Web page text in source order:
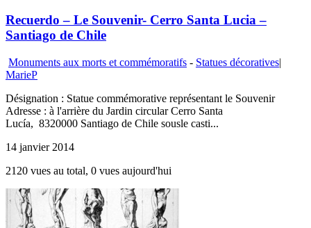
Recuerdo – Le Souvenir- Cerro Santa Lucia –
Santiago de Chile
Monuments aux morts et commémoratifs - Statues décoratives|
MarieP
Désignation : Statue commémorative représentant le Souvenir
Adresse : à l'arrière du Jardin circular Cerro Santa
Lucía, 8320000 Santiago de Chile sousle casti...
14 janvier 2014
2120 vues au total, 0 vues aujourd'hui